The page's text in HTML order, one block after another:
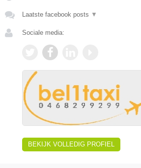
Laatste facebook posts ▼
Sociale media:
BEKIJK VOLLEDIG PROFIEL